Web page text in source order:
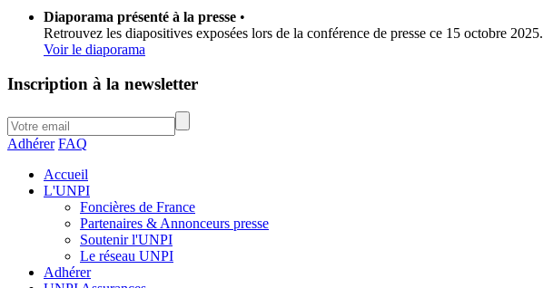
Diaporama présenté à la presse •
Retrouvez les diapositives exposées lors de la conférence de presse ce 15 octobre 2025.
Voir le diaporama
Inscription à la newsletter
Adhérer FAQ
Accueil
L'UNPI
Foncières de France
Partenaires & Annonceurs presse
Soutenir l'UNPI
Le réseau UNPI
Adhérer